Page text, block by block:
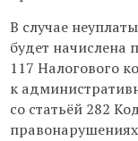
В случае
будет начислена
117 Налогового
к
со статьёй 282